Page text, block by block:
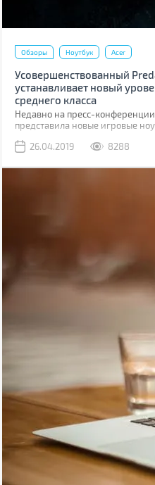
Обзоры Ноутбук Acer
Усовершенствованный
устанавливает новый
среднего класса
Недавно на пресс-
представила новые игровые
решений для геймеров,
26.04.2019 8288